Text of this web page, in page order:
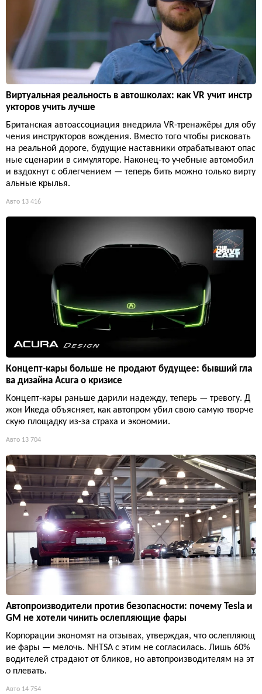
Виртуальная реальность в автошколах: как VR учит инстр
укторов учить лучше
Британская автоассоциация внедрила VR-тренажёры для обу
чения инструкторов вождения. Вместо того чтобы рисковать
на реальной дороге, будущие наставники отрабатывают опас
ные сценарии в симуляторе. Наконец-то учебные автомобил
и вздохнут с облегчением — теперь бить можно только вирту
альные крылья.
Авто 13 416
Концепт-кары больше не продают будущее: бывший гла
ва дизайна Acura о кризисе
Концепт-кары раньше дарили надежду, теперь — тревогу. Д
жон Икеда объясняет, как автопром убил свою самую творче
скую площадку из-за страха и экономии.
Авто 13 704
Автопроизводители против безопасности: почему Tesla и
GM не хотели чинить ослепляющие фары
Корпорации экономят на отзывах, утверждая, что ослепляющ
ие фары — мелочь. NHTSA с этим не согласилась. Лишь 60%
водителей страдают от бликов, но автопроизводителям на эт
о плевать.
Авто 14 754